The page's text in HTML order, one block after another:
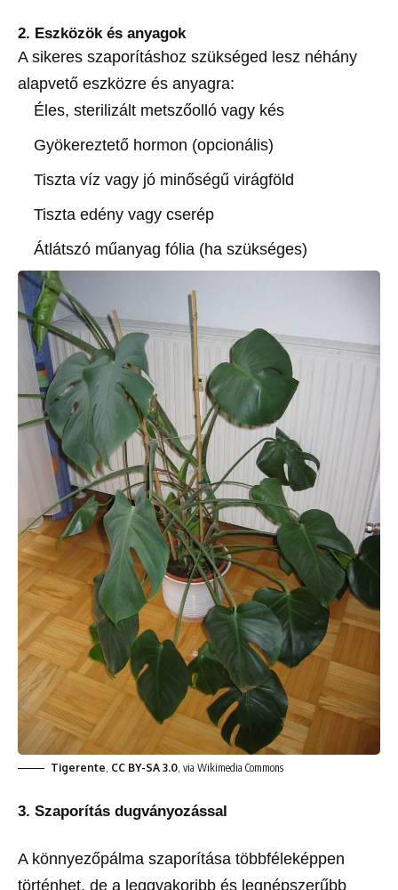
2. Eszközök és anyagok
A sikeres szaporításhoz szükséged lesz néhány
alapvető eszközre és anyagra:
Éles, sterilizált metszőolló vagy kés
Gyökereztető hormon (opcionális)
Tiszta víz vagy jó minőségű virágföld
Tiszta edény vagy cserép
Átlátszó műanyag fólia (ha szükséges)
Tigerente CC BY-SA 3.0 , via Wikimedia Commons
3. Szaporítás dugványozással
A könnyezőpálma szaporítása többféleképpen
történhet, de a leggyakoribb és legnépszerűbb